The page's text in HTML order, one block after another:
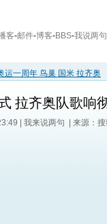
客-邮件-博客-BBS-我说两句
运一周年 鸟巢 国米 拉齐奥
拉齐奥队歌响
| 我来说两句
| 来源：